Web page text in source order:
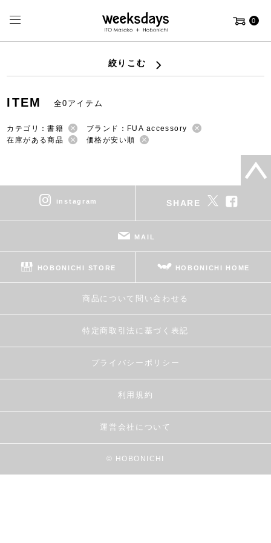
0
絞りこむ
ITEM 全0アイテム
カテゴリ：書籍
ブランド：FUA accessory
在庫がある商品
価格が安い順
instagram SHARE
MAIL
HOBONICHI STORE HOBONICHI HOME
商品について問い合わせる
特定商取引法に基づく表記
プライバシーポリシー
利用規約
運営会社について
© HOBONICHI